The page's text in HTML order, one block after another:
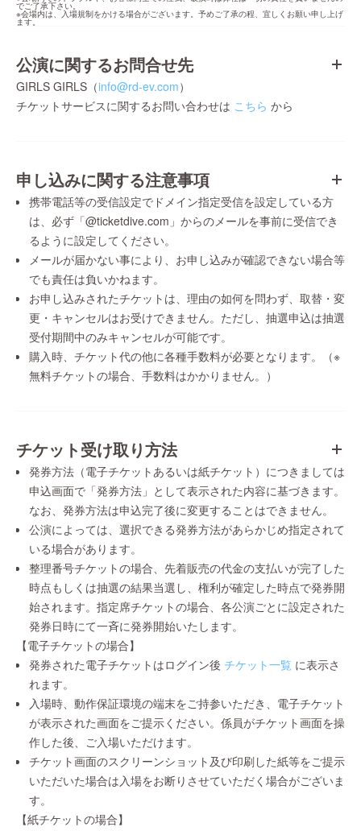
でご了承下さい。
※会場内は、入場規制をかける場合がございます。予めご了承の程、宜しくお願い申し上げ
ます。
公演に関するお問合せ先
GIRLS GIRLS（info@rd-ev.com）
チケットサービスに関するお問い合わせは こちら から
申し込みに関する注意事項
携帯電話等の受信設定でドメイン指定受信を設定している方
は、必ず「@ticketdive.com」からのメールを事前に受信でき
るように設定してください。
メールが届かない事により、お申し込みが確認できない場合等
でも責任は負いかねます。
お申し込みされたチケットは、理由の如何を問わず、取替・変
更・キャンセルはお受けできません。ただし、抽選申込は抽選
受付期間中のみキャンセルが可能です。
購入時、チケット代の他に各種手数料が必要となります。（※
無料チケットの場合、手数料はかかりません。）
チケット受け取り方法
発券方法（電子チケットあるいは紙チケット）につきましては
申込画面で「発券方法」として表示された内容に基づきます。
なお、発券方法は申込完了後に変更することはできません。
公演によっては、選択できる発券方法があらかじめ指定されて
いる場合があります。
整理番号チケットの場合、先着販売の代金の支払いが完了した
時点もしくは抽選の結果当選し、権利が確定した時点で発券開
始されます。指定席チケットの場合、各公演ごとに設定された
発券日時にて一斉に発券開始いたします。
【電子チケットの場合】
発券された電子チケットはログイン後 チケット一覧 に表示さ
れます。
入場時、動作保証環境の端末をご持参いただき、電子チケット
が表示された画面をご提示ください。係員がチケット画面を操
作した後、ご入場いただけます。
チケット画面のスクリーンショット及び印刷した紙等をご提示
いただいた場合は入場をお断りさせていただく場合がございま
す。
【紙チケットの場合】